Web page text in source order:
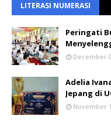
LITERASI NUMERASI
Peringati
December
Adelia
Jepang di
November